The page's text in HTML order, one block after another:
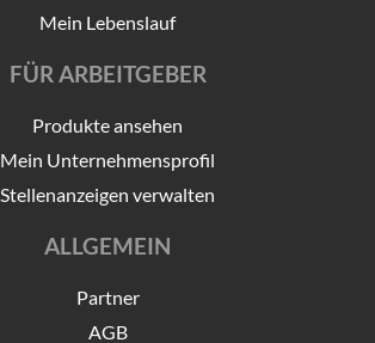
Mein Lebenslauf
FÜR ARBEITGEBER
Produkte ansehen
Mein Unternehmensprofil
Stellenanzeigen verwalten
ALLGEMEIN
Partner
AGB